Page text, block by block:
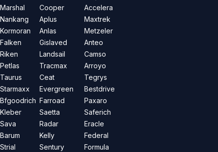
Marshal
Nankang
Kormoran
Falken
Riken
Petlas
Taurus
Starmaxx
Bfgoodrich
Kleber
Sava
Barum
Strial
Cooper
Aplus
Anlas
Gislaved
Landsail
Tracmax
Ceat
Evergreen
Farroad
Saetta
Radar
Kelly
Sentury
Accelera
Maxtrek
Metzeler
Anteo
Camso
Arroyo
Tegrys
Bestdrive
Paxaro
Saferich
Eracle
Federal
Formula